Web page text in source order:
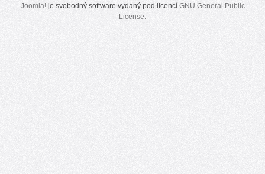
Joomla!je svobodný software vydaný pod licencí GNU General Public
License.